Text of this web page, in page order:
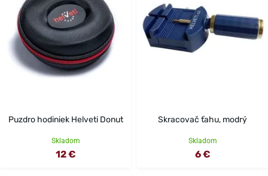
Puzdro hodiniek Helveti Donut
Skladom
12 €
Skracovač ťahu, modrý
Skladom
6 €